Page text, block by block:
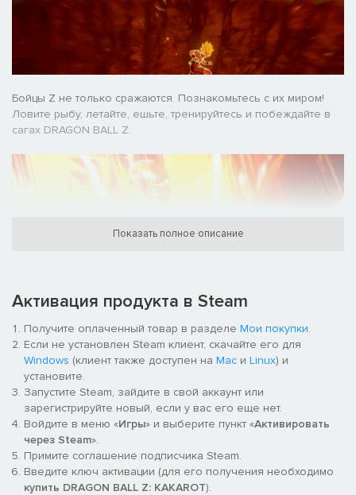
Бойцы Z не только сражаются. Познакомьтесь с их миром!
Ловите рыбу, летайте, ешьте, тренируйтесь и побеждайте в
сагах DRAGON BALL Z.
с Гоку, Гоханом, Веджитой и другими, живя полноценной
Исследуйте новые зоны, попадайте в приключения и
заводите друзей среди героев из вселенной DRAGON BALL
Показать полное описание
Активация продукта в Steam
Получите оплаченный товар в разделе Мои покупки.
Если не установлен Steam клиент, скачайте его для
Windows (клиент также доступен на Mac и Linux) и
установите.
Запустите Steam, зайдите в свой аккаунт или
зарегистрируйте новый, если у вас его еще нет.
Войдите в меню «Игры» и выберите пункт «Активировать
через Steam».
Примите соглашение подписчика Steam.
Введите ключ активации (для его получения необходимо
купить DRAGON BALL Z: KAKAROT).